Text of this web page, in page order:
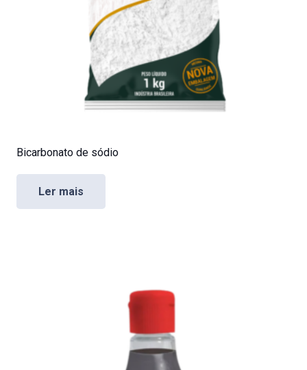
Bicarbonato de sódio
Ler mais